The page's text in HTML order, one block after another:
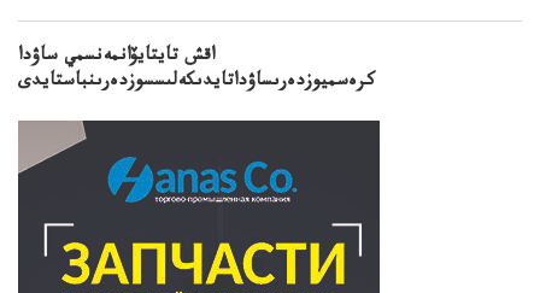
اقش تايتايۆانمەنسمي ساۋدا
كرەسميوزدەرىساۋداتايدىكەلىسسوزدەرىنباستايدى